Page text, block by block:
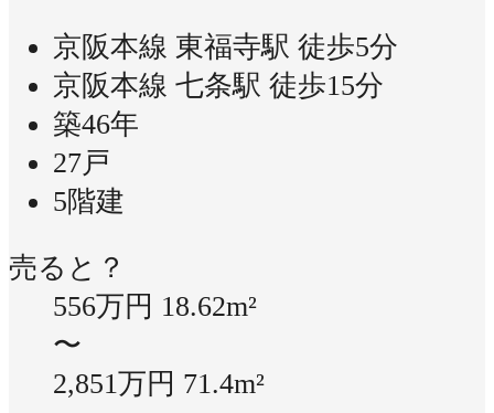
京阪本線 東福寺駅 徒歩5分
京阪本線 七条駅 徒歩15分
築46年
27戸
5階建
売ると？
556万円 18.62m²
〜
2,851万円 71.4m²